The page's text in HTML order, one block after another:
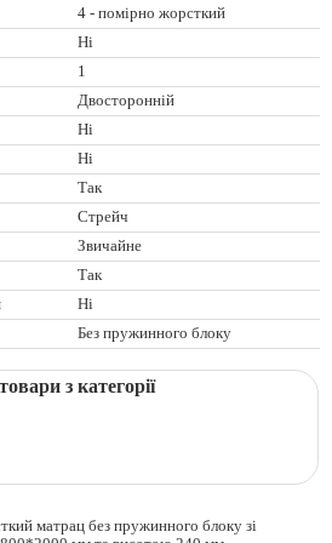
4 - помірно жорсткий
Ні
1
Двосторонній
Ні
Ні
Так
Стрейч
Звичайне
Так
Ні
Без пружинного блоку
з категорії
матрац без пружинного блоку зі